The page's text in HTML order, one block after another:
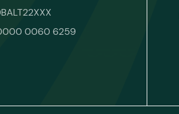
0060 6259